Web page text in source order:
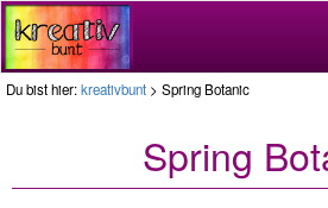
Du bist hier:kreativbunt > Spring Botanic
Spring